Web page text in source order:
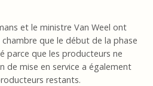
et le ministre Van Weel ont
que le début de la phase
parce que les producteurs ne
de mise en service a également
restants.